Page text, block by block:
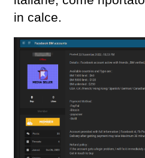
in calce.